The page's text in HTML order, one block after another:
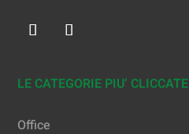
LE CATEGORIE PIU’ CLICCATE
Office